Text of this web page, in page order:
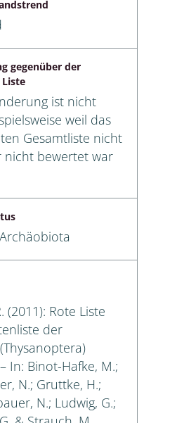
gegenüber der
ist nicht
weil das
Gesamtliste nicht
bewertet war
(2011): Rote Liste
der
In: Binot-Hafke, M.;
N.; Gruttke, H.;
N.; Ludwig, G.;